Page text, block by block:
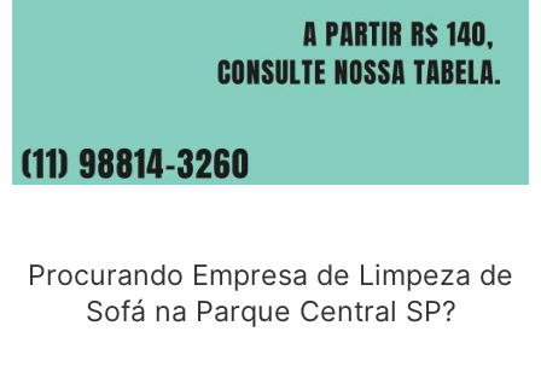
Procurando Empresa de Limpeza de
Sofá na Parque Central SP?